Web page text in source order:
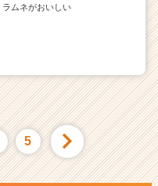
ラムネがおいしい
5